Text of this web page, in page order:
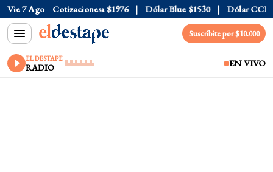
Vie 7 Ago Cotizaciones
$1520 Dólar Tarjeta $1976 Dólar Blue $1530 Dólar CCL
Suscribite por $10.000
EL DESTAPE
RADIO EN VIVO